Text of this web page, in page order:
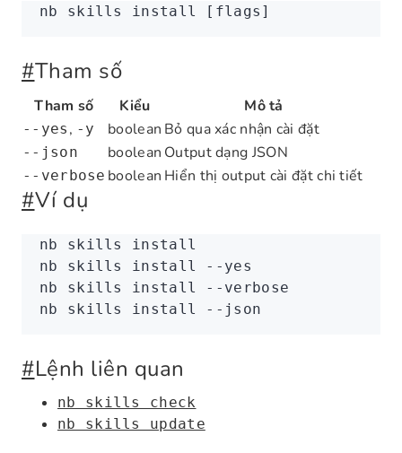
nb skills install [flags]
#Tham số
Tham số Kiểu Mô tả
--yes , -y boolean Bỏ qua xác nhận cài đặt
--json boolean Output dạng JSON
--verbose boolean Hiển thị output cài đặt chi tiết
#Ví dụ
nb skills
install
nb skills install
--yes
nb skills install
--verbose
nb skills install --json
#Lệnh liên quan
nb skills check
nb skills update